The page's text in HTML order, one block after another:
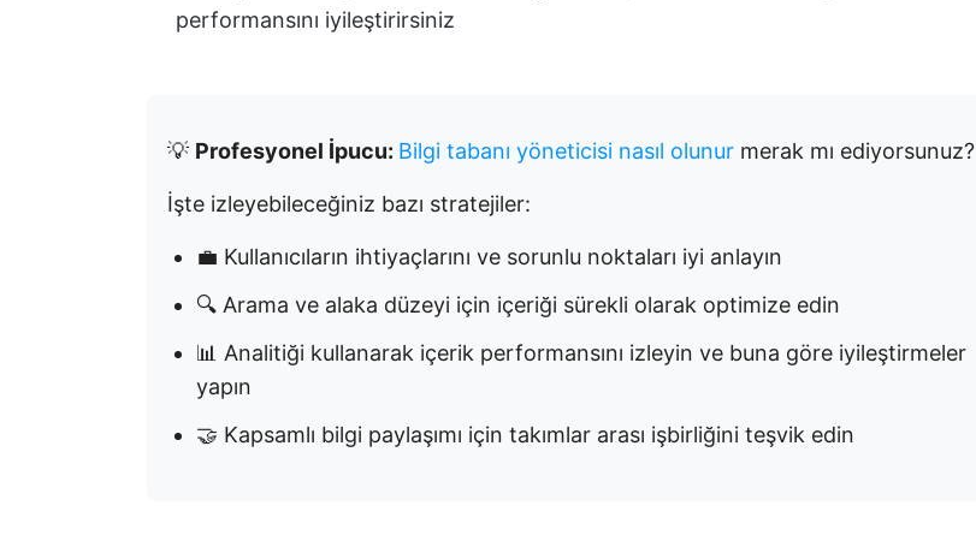
performansını iyileştirirsiniz
💡 Profesyonel İpucu: Bilgi tabanı yöneticisi nasıl olunur merak mı ediyorsunuz?
İşte izleyebileceğiniz bazı stratejiler:
💼 Kullanıcıların ihtiyaçlarını ve sorunlu noktaları iyi anlayın
🔍 Arama ve alaka düzeyi için içeriği sürekli olarak optimize edin
📊 Analitiği kullanarak içerik performansını izleyin ve buna göre iyileştirmeler
yapın
🤝 Kapsamlı bilgi paylaşımı için takımlar arası işbirliğini teşvik edin